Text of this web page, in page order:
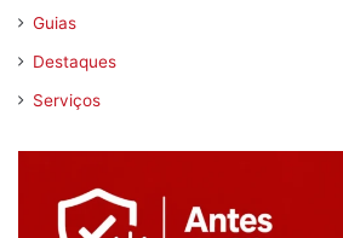
Guias
Destaques
Serviços